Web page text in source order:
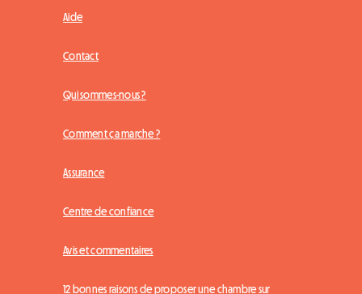
Aide
Contact
Qui sommes-nous ?
Comment ça marche ?
Assurance
Centre de confiance
Avis et commentaires
12 bonnes raisons de proposer une chambre sur